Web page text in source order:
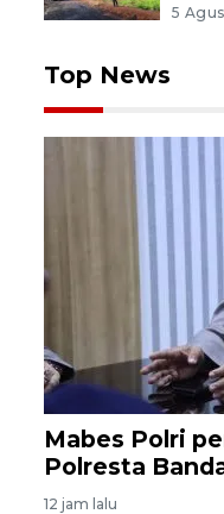
5
Top News
Mabes Polri
Polresta
12 jam lalu